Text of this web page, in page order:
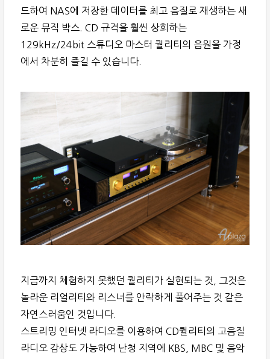
드하여 NAS에 저장한 데이터를 최고 음질로 재생하는 새
로운 뮤직 박스. CD 규격을 훨씬 상회하는
129kHz/24bit 스튜디오 마스터 퀄리티의 음원을 가정
에서 차분히 즐길 수 있습니다.
지금까지 체험하지 못했던 퀄리티가 실현되는 것, 그것은
놀라운 리얼리티와 리스너를 안락하게 풀어주는 것 같은
자연스러움인 것입니다.
스트리밍 인터넷 라디오를 이용하여 CD퀄리티의 고음질
라디오 감상도 가능하여 난청 지역에 KBS, MBC 및 음악